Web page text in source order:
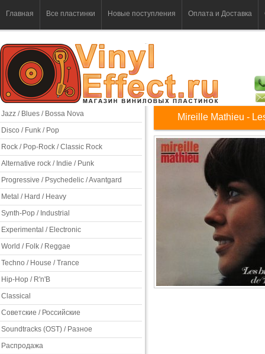
Главная Все пластинки Новые поступления Оплата и Доставка
Jazz / Blues / Bossa Nova
Disco / Funk / Pop
Rock / Pop-Rock / Classic Rock
Alternative rock / Indie / Punk
Progressive / Psychedelic / Avantgard
Metal / Hard / Heavy
Synth-Pop / Industrial
Experimental / Electronic
World / Folk / Reggae
Techno / House / Trance
Hip-Hop / R'n'B
Classical
Советские / Российские
Soundtracks (OST) / Разное
Распродажа
Mireille Mathieu -